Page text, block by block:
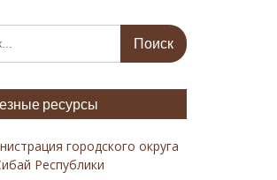
ресурсы
городского округа
Республики